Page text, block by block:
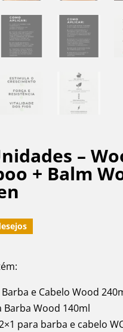
–
+ Balm
e Cabelo Wood
Barba Wood 140ml
para barba e cabelo